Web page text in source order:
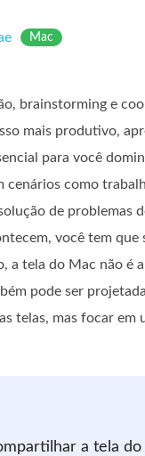
Mac
brainstorming e
mais produtivo,
para você
cenários como
de problemas
você tem que
a tela do Mac não é
pode ser
telas, mas focar em
a tela